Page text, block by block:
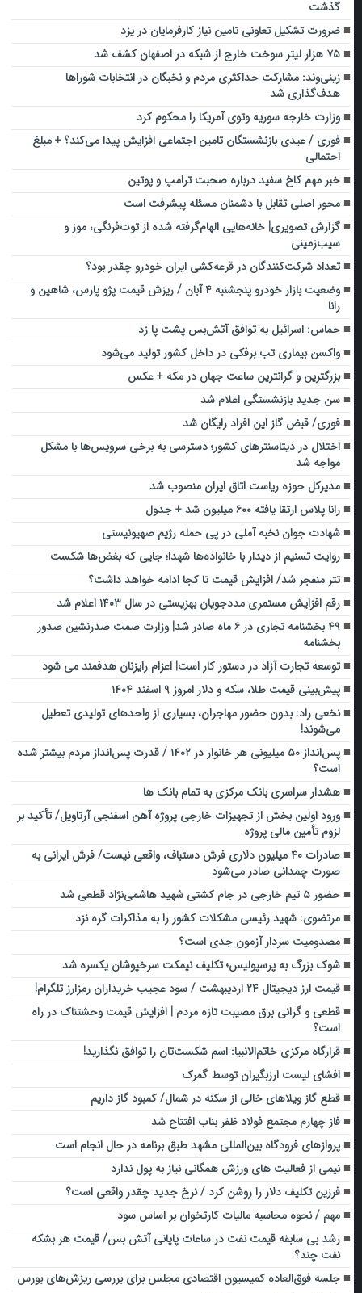
گذشت
ضرورت تشکیل تعاونی تامین نیاز کارفرمایان در یزد
۷۵ هزار لیتر سوخت خارج از شبکه در اصفهان کشف شد
زینی‌وند: مشارکت حداکثری مردم و نخبگان در انتخابات شوراها
هدف‌گذاری شد
وزارت خارجه سوریه وتوی آمریکا را محکوم کرد
فوری / عیدی بازنشستگان تامین اجتماعی افزایش پیدا می‌کند؟ + مبلغ
احتمالی
خبر مهم کاخ سفید درباره صحبت ترامپ و پوتین
محور اصلی تقابل با دشمنان مسئله پیشرفت است
گزارش تصویری| خانه‌هایی الهام‌گرفته شده از توت‌فرنگی، موز و
سیب‌زمینی
تعداد شرکت‌کنندگان در قرعه‌کشی ایران خودرو چقدر بود؟
وضعیت بازار خودرو پنجشنبه ۴ آبان / ریزش قیمت پژو پارس، شاهین و
رانا
حماس: اسرائیل به توافق آتش‌بس پشت پا زد
واکسن بیماری تب برفکی در داخل کشور تولید می‌شود
بزرگترین و گرانترین ساعت جهان در مکه + عکس
سن جدید بازنشستگی اعلام شد
فوری/ قبض گاز این افراد رایگان شد
اختلال در دیتاسنترهای کشور؛ دسترسی به برخی سرویس‌ها با مشکل
مواجه شد
مدیرکل حوزه ریاست اتاق ایران منصوب شد
رانا پلاس ارتقا یافته ۶۰۰ میلیون شد + جدول
شهادت جوان نخبه آملی در پی حمله رژیم صهیونیستی
روایت تسنیم از دیدار با خانواده‌ها شهدا؛ جایی که بغض‌ها شکست
تتر منفجر شد/ افزایش قیمت تا کجا ادامه خواهد داشت؟
رقم افزایش مستمری مددجویان بهزیستی در سال ۱۴۰۳ اعلام شد
۴۹ بخشنامه تجاری در ۶ ماه صادر شد| وزارت صمت صدرنشین صدور
بخشنامه
توسعه تجارت آزاد در دستور کار است| اعزام رایزنان هدفمند می شود
پیش‌بینی قیمت طلا، سکه و دلار امروز ۹ اسفند ۱۴۰۴
نخعی راد: بدون حضور مهاجران، بسیاری از واحدهای تولیدی تعطیل
می‌شوند!
پس‌انداز ۵۰ میلیونی هر خانوار‌ در ۱۴۰۲ / قدرت پس‌انداز مردم بیشتر شده
است؟
هشدار سراسری بانک مرکزی به تمام بانک ها
ورود اولین بخش از تجهیزات خارجی پروژه آهن اسفنجی آرتاویل/ تأکید بر
لزوم تأمین مالی پروژه
صادرات ۴۰ میلیون دلاری فرش دستباف، واقعی نیست/ فرش ایرانی به
صورت چمدانی صادر می‌شود
حضور ۵ تیم خارجی در جام کشتی شهید هاشمی‌نژاد قطعی شد
مرتضوی: شهید رئیسی مشکلات کشور را به مذاکرات گره نزد
مصدومیت سردار آزمون جدی است؟
شوک بزرگ به پرسپولیس؛ تکلیف نیمکت سرخپوشان یکسره شد
قیمت ارز دیجیتال ۲۴ اردیبهشت / سود عجیب خریداران رمزارز تلگرام!
قطعی و گرانی برق مصیبت تازه مردم | افزایش قیمت وحشتناک در راه
است؟
قرارگاه مرکزی خاتم‌الانبیا: اسم شکست‌تان را توافق نگذارید!
افشای لیست ارزبگیران توسط گمرک
قطع گاز ویلاهای خالی از سکنه در شمال/ کمبود گاز داریم
فاز چهارم مجتمع فولاد ظفر بناب افتتاح شد
پروازهای فرودگاه بین‌المللی مشهد طبق برنامه در حال انجام است
نیمی از فعالیت های ورزش همگانی نیاز به پول ندارد
فرزین تکلیف دلار را روشن کرد / نرخ جدید چقدر واقعی است؟
مهم / نحوه محاسبه مالیات کارتخوان بر اساس سود
رشد بی سابقه قیمت نفت در ساعات پایانی آتش بس/ قیمت هر بشکه
نفت چند؟
جلسه فوق‌العاده کمیسیون اقتصادی مجلس برای بررسی ریزش‌های بورس